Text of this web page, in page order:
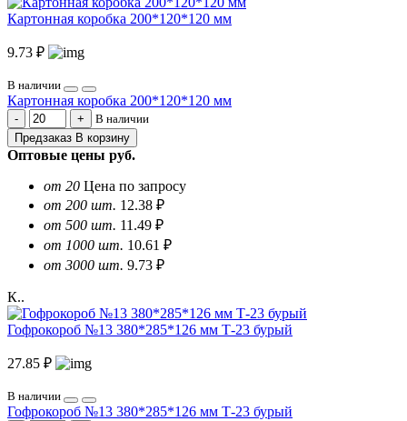
Картонная коробка 200*120*120 мм
9.73 ₽
В наличии
Картонная коробка 200*120*120 мм
В наличии
Предзаказ В корзину
Оптовые цены руб.
от 20 Цена по запросу
от 200 шт. 12.38 ₽
от 500 шт. 11.49 ₽
от 1000 шт. 10.61 ₽
от 3000 шт. 9.73 ₽
К..
Гофрокороб №13 380*285*126 мм Т-23 бурый
27.85 ₽
В наличии
Гофрокороб №13 380*285*126 мм Т-23 бурый